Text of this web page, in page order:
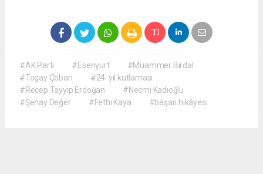
#AK Parti #Esenyurt
#Muammer Birdal
#Togay Çoban
#24. yıl kutlaması
#Recep Tayyip Erdoğan
#Necmi Kadıoğlu
#Şenay Değer
#Fethi Kaya #başarı hikâyesi